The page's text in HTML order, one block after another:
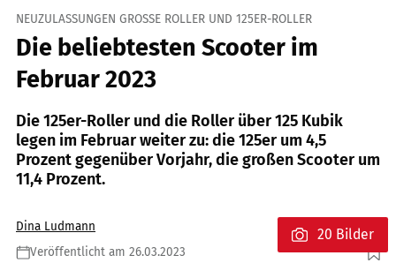
NEUZULASSUNGEN GROSSE ROLLER UND 125ER-ROLLER
Die beliebtesten Scooter im
Februar 2023
Die 125er-Roller und die Roller über 125 Kubik
legen im Februar weiter zu: die 125er um 4,5
Prozent gegenüber Vorjahr, die großen Scooter um
11,4 Prozent.
Dina Ludmann
Veröffentlicht am 26.03.2023
Foto: Aprilia
20 Bilder